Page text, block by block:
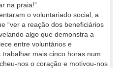
na praia!”.
o voluntariado social, a
“ver a reação dos beneficiários
algo que demonstra a
entre voluntários e
trabalhar mais cinco horas num
nos o coração e motivou-nos